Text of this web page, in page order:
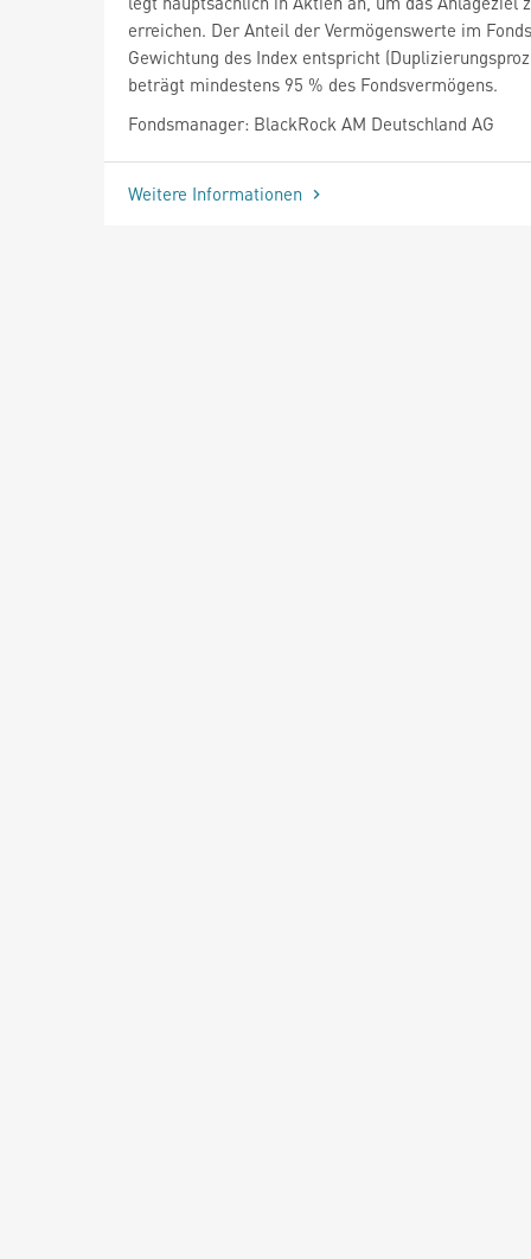
erreichen. Der Anteil der Vermögenswerte im
Gewichtung des Index entspricht
beträgt mindestens 95 % des Fondsvermögens.
Fondsmanager: BlackRock AM Deutschland AG
Weitere Informationen